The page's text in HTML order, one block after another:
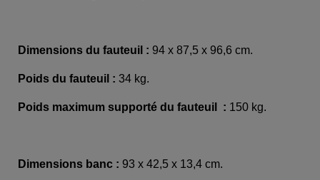
Dimensions du fauteuil : 94 x 87,5 x 96,6 cm.
Poids du fauteuil : 34 kg.
Poids maximum supporté du fauteuil : 150 kg.
Dimensions banc : 93 x 42,5 x 13,4 cm.